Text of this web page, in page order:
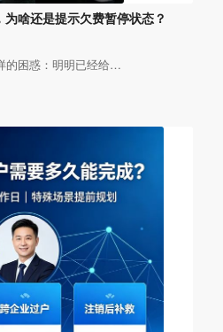
啥还是提示欠费暂停状态？
的困惑：明明已经给…